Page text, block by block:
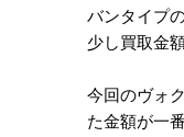
バンタイプ
少し買取金
今回のヴォ
た金額が一